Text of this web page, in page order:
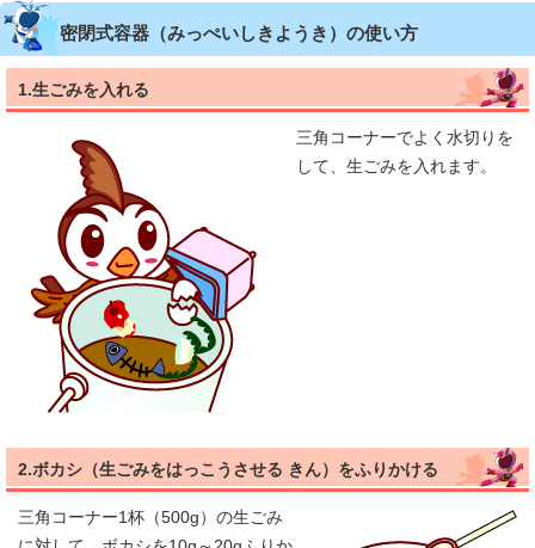
密閉式容器（みっぺいしきようき）の使い方
1.生ごみを入れる
三角コーナーでよく水切りを
して、生ごみを入れます。
2.ボカシ（生ごみをはっこうさせる きん）をふりかける
三角コーナー1杯（500g）の生ごみ